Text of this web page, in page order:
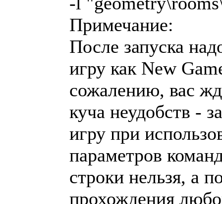
Примечание:
После запуска
игру как New
сожалению, вас
куча неудобств -
игру при
параметров
строки нельзя, а
прохождения